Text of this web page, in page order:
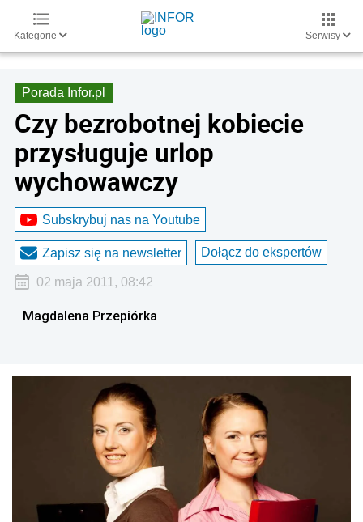
Kategorie Serwisy
Porada Infor.pl
Czy bezrobotnej kobiecie
przysługuje urlop
wychowawczy
Subskrybuj nas na Youtube
Zapisz się na newsletter Dołącz do ekspertów
02 maja 2011, 08:42
Magdalena Przepiórka